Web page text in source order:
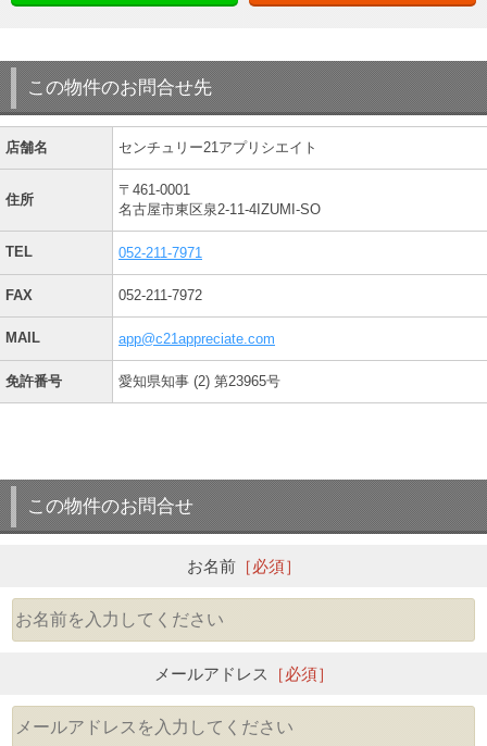
この物件のお問合せ先
店舗名 センチュリー21アプリシエイト
住所
〒461-0001
名古屋市東区泉2-11-4IZUMI-SO
TEL 052-211-7971
FAX 052-211-7972
MAIL app@c21appreciate.com
免許番号 愛知県知事 (2) 第23965号
この物件のお問合せ
お名前［必須］
メールアドレス ［必須］